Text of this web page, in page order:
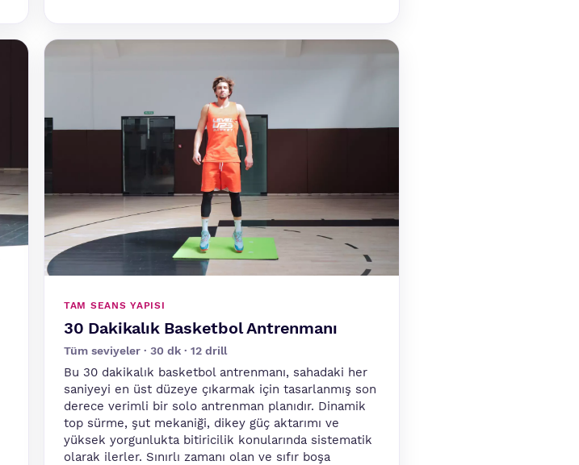
TAM SEANS YAPISI
30 Dakikalık Basketbol Antrenmanı
Tüm seviyeler · 30 dk · 12 drill
Bu 30 dakikalık basketbol antrenmanı, sahadaki her
saniyeyi en üst düzeye çıkarmak için tasarlanmış son
derece verimli bir solo antrenman planıdır. Dinamik
top sürme, şut mekaniği, dikey güç aktarımı ve
yüksek yorgunlukta bitiricilik konularında sistematik
olarak ilerler. Sınırlı zamanı olan ve sıfır boşa